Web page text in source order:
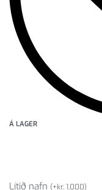
Á LAGER
Lítið nafn (+kr.1.000)